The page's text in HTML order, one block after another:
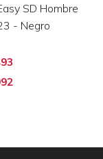
SD Hombre
- Negro